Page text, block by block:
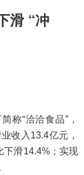
滑 “冲
称“洽洽食品”，
收入13.4亿元，
下滑14.4%；实现